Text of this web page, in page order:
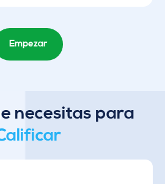
Empezar
necesitas para